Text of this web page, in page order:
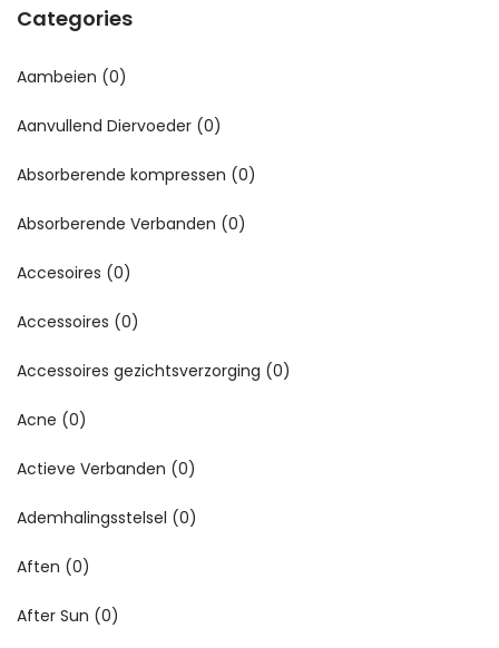
Categories
Aambeien (0)
Aanvullend Diervoeder (0)
Absorberende kompressen (0)
Absorberende Verbanden (0)
Accesoires (0)
Accessoires (0)
Accessoires gezichtsverzorging (0)
Acne (0)
Actieve Verbanden (0)
Ademhalingsstelsel (0)
Aften (0)
After Sun (0)